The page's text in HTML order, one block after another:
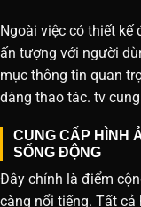
Ngoài việc có thiết kế
ấn tượng với người
mục thông tin quan
dàng thao tác. tv
CUNG CẤP HÌNH
SỐNG ĐỘNG
Đây chính là điểm
càng nổi tiếng. Tất cả